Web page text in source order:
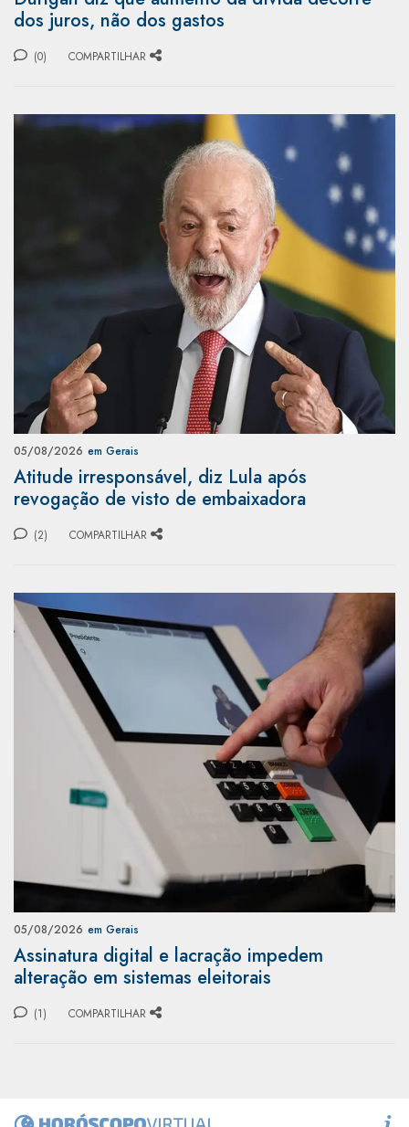
dos juros, não dos gastos
(0) COMPARTILHAR
05/08/2026 em Gerais
Atitude irresponsável, diz Lula após
revogação de visto de embaixadora
(2) COMPARTILHAR
05/08/2026 em Gerais
Assinatura digital e lacração impedem
alteração em sistemas eleitorais
(1) COMPARTILHAR